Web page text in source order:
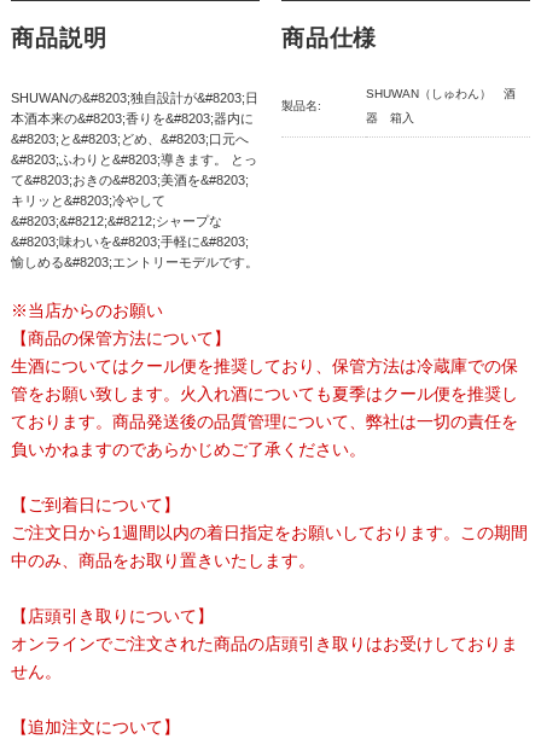
商品説明
SHUWANの&#8203;独自設計が&#8203;日
本酒本来の&#8203;香りを&#8203;器内に
&#8203;と&#8203;どめ、&#8203;口元へ
&#8203;ふわりと&#8203;導きます。 とっ
て&#8203;おきの&#8203;美酒を&#8203;
キリッと&#8203;冷やして
&#8203;&#8212;&#8212;シャープな
&#8203;味わいを&#8203;手軽に&#8203;
愉しめる&#8203;エントリーモデルです。
商品仕様
製品名:
SHUWAN（しゅわん） 酒
器 箱入
※当店からのお願い
【商品の保管方法について】
生酒についてはクール便を推奨しており、保管方法は冷蔵庫での保
管をお願い致します。火入れ酒についても夏季はクール便を推奨し
ております。商品発送後の品質管理について、弊社は一切の責任を
負いかねますのであらかじめご了承ください。
【ご到着日について】
ご注文日から1週間以内の着日指定をお願いしております。この期間
中のみ、商品をお取り置きいたします。
【店頭引き取りについて】
オンラインでご注文された商品の店頭引き取りはお受けしておりま
せん。
【追加注文について】